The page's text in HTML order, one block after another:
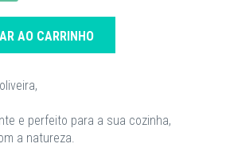
AO CARRINHO
e perfeito para a sua cozinha,
a natureza.